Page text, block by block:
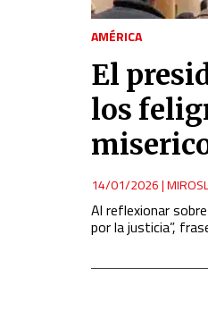
AMÉRICA
El
los
14/01/2026|
Al reflexionar
por la justicia”,